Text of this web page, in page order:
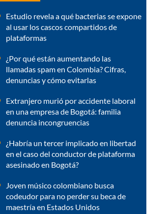
Estudio revela a qué bacterias se expone
al usar los cascos compartidos de
plataformas
¿Por qué están aumentando las
llamadas spam en Colombia? Cifras,
denuncias y cómo evitarlas
Extranjero murió por accidente laboral
en una empresa de Bogotá: familia
denuncia incongruencias
¿Habría un tercer implicado en libertad
en el caso del conductor de plataforma
asesinado en Bogotá?
Joven músico colombiano busca
codeudor para no perder su beca de
maestría en Estados Unidos